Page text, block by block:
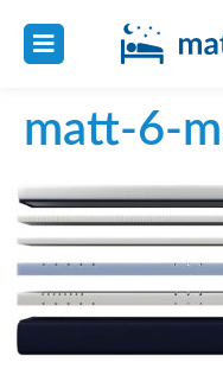
matt-6-